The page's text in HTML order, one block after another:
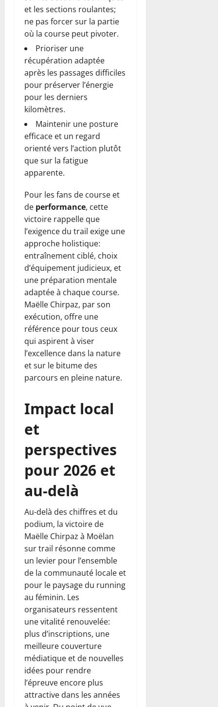
et les sections roulantes;
ne pas forcer sur la partie
où la course peut pivoter.
Prioriser une
récupération adaptée
après les passages difficiles
pour préserver l’énergie
pour les derniers
kilomètres.
Maintenir une posture
efficace et un regard
orienté vers l’action plutôt
que sur la fatigue
apparente.
Pour les fans de course et
de performance, cette
victoire rappelle que
l’exigence du trail exige une
approche holistique:
entraînement ciblé, choix
d’équipement judicieux, et
une préparation mentale
adaptée à chaque course.
Maëlle Chirpaz, par son
exécution, offre une
référence pour tous ceux
qui aspirent à viser
l’excellence dans la nature
et sur le bitume des
parcours en pleine nature.
Impact local
et
perspectives
pour 2026 et
au-delà
Au-delà des chiffres et du
podium, la victoire de
Maëlle Chirpaz à Moëlan
sur trail résonne comme
un levier pour l’ensemble
de la communauté locale et
pour le paysage du running
au féminin. Les
organisateurs ressentent
une vitalité renouvelée:
plus d’inscriptions, une
meilleure couverture
médiatique et de nouvelles
idées pour rendre
l’épreuve encore plus
attractive dans les années